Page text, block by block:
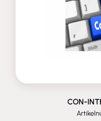
CON-